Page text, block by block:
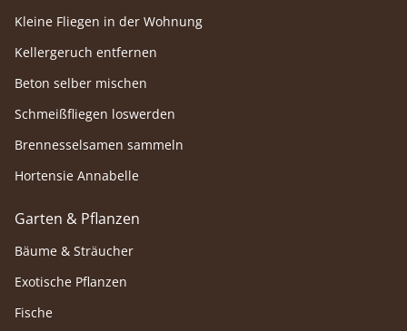
Kleine Fliegen in der Wohnung
Kellergeruch entfernen
Beton selber mischen
Schmeißfliegen loswerden
Brennesselsamen sammeln
Hortensie Annabelle
Garten & Pflanzen
Bäume & Sträucher
Exotische Pflanzen
Fische